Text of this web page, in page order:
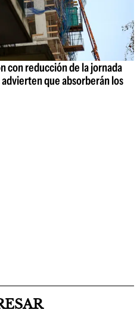
con reducción de la jornada
que absorberán los